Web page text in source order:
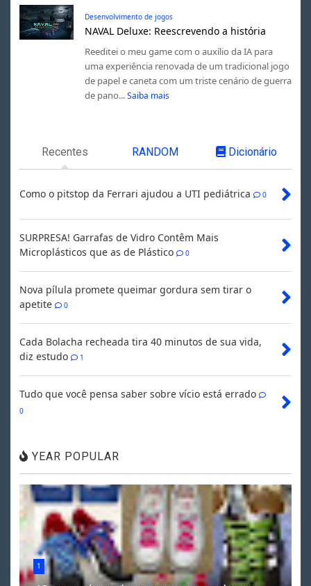
Desenvolvimento de jogos
NAVAL Deluxe: Reescrevendo a história
Reeditei o meu game com o auxílio da IA para
uma experiência renovada de um tradicional jogo
de papel e caneta com um triste cenário de guerra
de pano... Saiba mais
Recentes RANDOM Dicionário
Como o pitstop da Ferrari ajudou a UTI pediátrica 0
SURPRESA! Garrafas de Vidro Contêm Mais
Microplásticos que as de Plástico
0
Nova pílula promete queimar gordura sem tirar o
apetite
0
Cada Bolacha recheada tira 40 minutos de sua vida,
diz estudo
1
Tudo que você pensa saber sobre vício está errado
0
YEAR POPULAR
1